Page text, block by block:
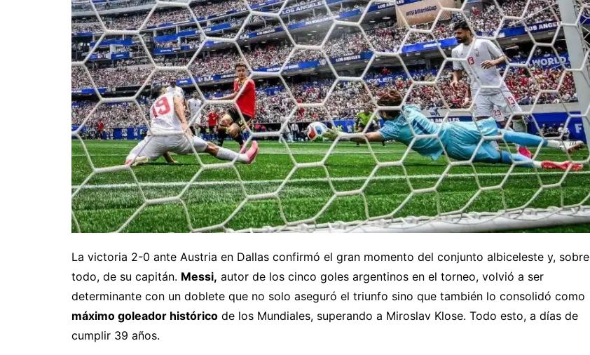
La victoria 2-0 ante Austria en Dallas confirmó el gran momento del conjunto albiceleste y, sobre
todo, de su capitán. Messi, autor de los cinco goles argentinos en el torneo, volvió a ser
determinante con un doblete que no solo aseguró el triunfo sino que también lo consolidó como
máximo goleador histórico de los Mundiales, superando a Miroslav Klose. Todo esto, a días de
cumplir 39 años.